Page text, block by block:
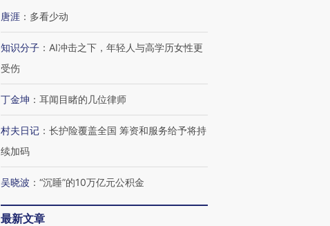
唐涯 ： 多看少动
知识分子 ： AI冲击之下，年轻人与高学历女性更
受伤
丁金坤 ： 耳闻目睹的几位律师
村夫日记 ： 长护险覆盖全国 筹资和服务给予将持
续加码
吴晓波 ： “沉睡”的10万亿元公积金
最新文章